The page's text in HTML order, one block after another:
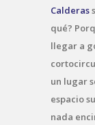
Calderas
qué?
llegar a
un lugar
espacio
nada